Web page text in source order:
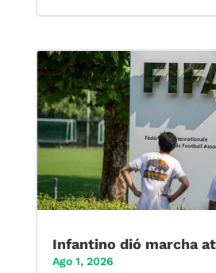
Infantino dió marcha
Ago 1, 2026